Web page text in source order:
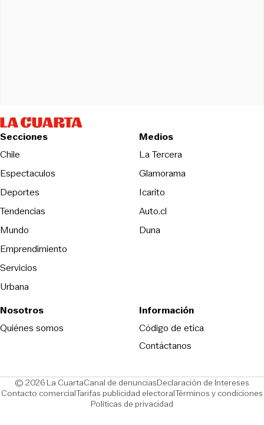
Secciones
Chile
Espectaculos
Deportes
Tendencias
Mundo
Emprendimiento
Servicios
Urbana
Medios
La TerceraOpens in new
Glamorama
Icarito
Auto.cl
DunaOpens in new window
Nosotros
Quiénes somos
Información
Código de eticaOpens in new
Contáctanos
© 2026 La CuartaCanal de denunciasOpens in new window
Declaración de Intereses
Contacto comercialOpens in new window
Tarifas publicidad electoralOpens in new window
Términos y condiciones
Políticas de privacidad